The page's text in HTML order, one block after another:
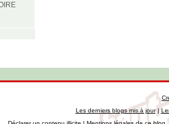
Les derniers blogs mis à jour|